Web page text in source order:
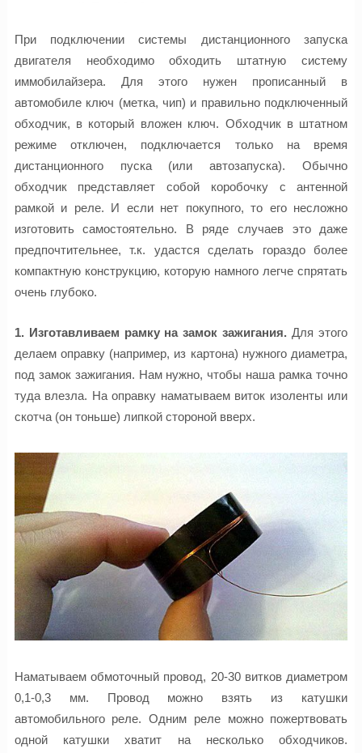
При подключении системы дистанционного запуска
двигателя необходимо обходить штатную систему
иммобилайзера. Для этого нужен прописанный в
автомобиле ключ (метка, чип) и правильно подключенный
обходчик, в который вложен ключ. Обходчик в штатном
режиме отключен, подключается только на время
дистанционного пуска (или автозапуска). Обычно
обходчик представляет собой коробочку с антенной
рамкой и реле. И если нет покупного, то его несложно
изготовить самостоятельно. В ряде случаев это даже
предпочтительнее, т.к. удастся сделать гораздо более
компактную конструкцию, которую намного легче спрятать
очень глубоко.
1. Изготавливаем рамку на замок зажигания. Для этого
делаем оправку (например, из картона) нужного диаметра,
под замок зажигания. Нам нужно, чтобы наша рамка точно
туда влезла. На оправку наматываем виток изоленты или
скотча (он тоньше) липкой стороной вверх.
Наматываем обмоточный провод, 20-30 витков диаметром
0,1-0,3 мм. Провод можно взять из катушки
автомобильного реле. Одним реле можно пожертвовать
одной катушки хватит на несколько обходчиков.